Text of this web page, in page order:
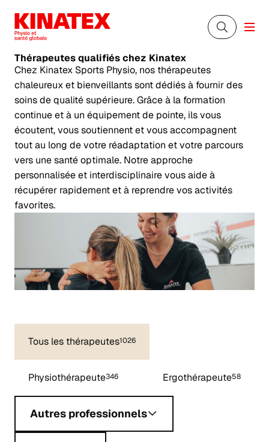
Thérapeutes qualifiéschez Kinatex
Chez Kinatex Sports Physio, nos thérapeutes
chaleureux et bienveillants sont dédiés à fournir des
soins de qualité supérieure. Grâce à la formation
continue et à un équipement de pointe, ils vous
écoutent, vous soutiennent et vous accompagnent
tout au long de votre réadaptation et votre parcours
vers une santé optimale. Notre approche
personnalisée et interdisciplinaire vous aide à
récupérer rapidement et à reprendre vos activités
favorites.
Tous les thérapeutes1026
Physiothérapeute346 Ergothérapeute58
Autres professionnels